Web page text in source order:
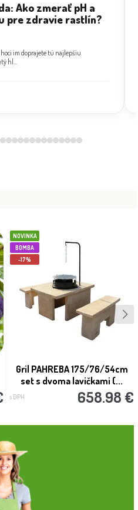
Ako zmerať pH a
pre zdravie rastlín?
im doprajete tú najlepšiu
hl...
NOVINKA
BOMBA
-17%
Gril PAHREBA 175/76/54cm
set s dvoma lavičkami (...
s DPH 658.98 €